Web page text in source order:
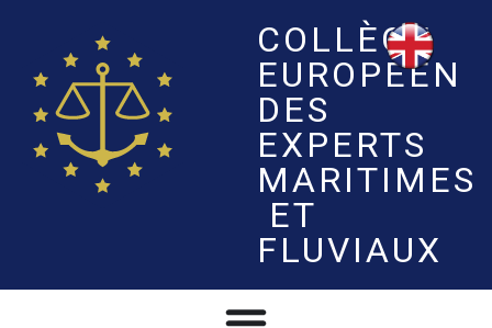
COLLÈGE
EUROPÉEN
DES
EXPERTS
MARITIMES
ET
FLUVIAUX